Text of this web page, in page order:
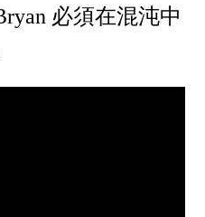
必須在混沌中